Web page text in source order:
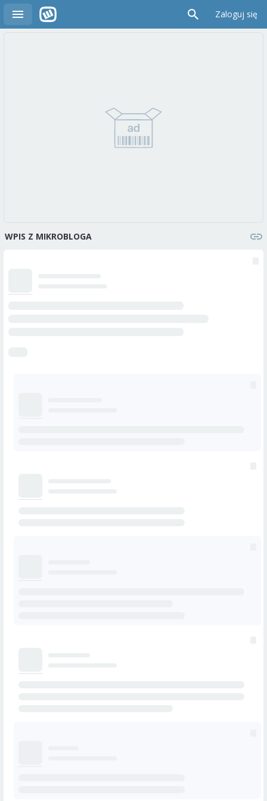
Zaloguj się
WPIS Z MIKROBLOGA